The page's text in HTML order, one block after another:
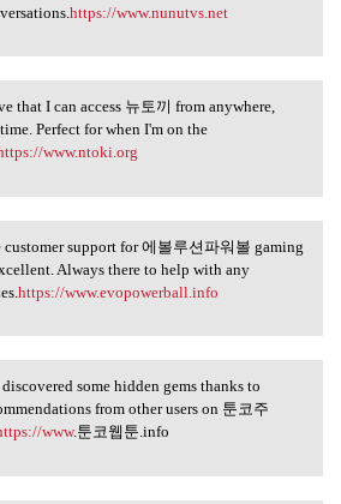
https://www.nunutvs.net
that I can access 뉴토끼
that I can access 뉴토끼 from anywhere,
Perfect for when I'm on the
www.ntoki.org
support for
customer support for 에볼루션파워볼 gaming
Always there to help with any
https://www.evopowerball.info
some hidden
some hidden gems thanks to
from other users on 툰코주
www.툰코웹툰.info